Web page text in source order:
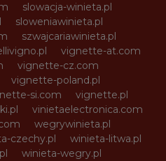
slowacja-winieta.pl
sloweniawinieta.pl
szwajcariawinieta.pl
vignette-at.com
vignette-cz.com
vignette-poland.pl
si.com
vignette.pl
vinietaelectronica.com
wegrywinieta.pl
czechy.pl
winieta-litwa.pl
winieta-wegry.pl